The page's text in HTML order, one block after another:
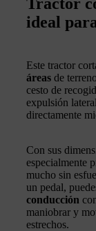
ideal
Este tractor
áreas de
cesto de
expulsión
directamente
Con sus
especialmente
mucho sin
un pedal,
conducción
maniobrar y
estrechos.